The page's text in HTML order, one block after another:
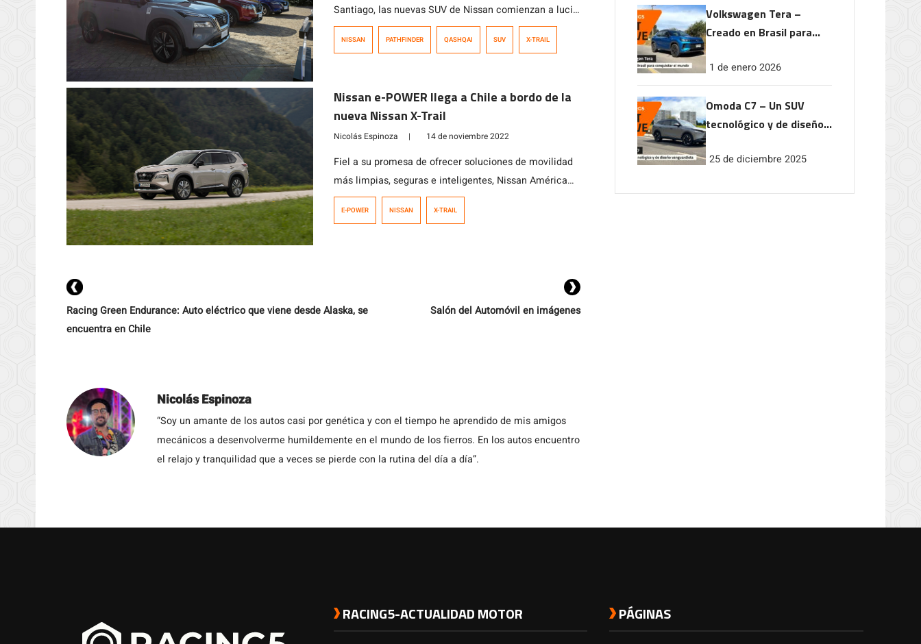
Santiago, las nuevas SUV de Nissan comienzan a lucir
sus bondades, conquistando a los conductores en los
distintos escenarios y terrenos en los que son puestas
disponibles en toda la red de […]
NISSAN PATHFINDER QASHQAI SUV X-TRAIL
Nissan e-POWER llega a Chile a bordo de la
nueva Nissan X-Trail
Nicolás Espinoza | 14 de noviembre 2022
Fiel a su promesa de ofrecer soluciones de movilidad
más limpias, seguras e inteligentes, Nissan América
del Sur confirma la llegada del primer vehículo
E-POWER NISSAN X-TRAIL
Racing Green Endurance: Auto eléctrico que viene desde Alaska, se
encuentra en Chile
Salón del Automóvil en imágenes
Nicolás Espinoza
“Soy un amante de los autos casi por genética y con el tiempo he aprendido de mis amigos
mecánicos a desenvolverme humildemente en el mundo de los fierros. En los autos encuentro
el relajo y tranquilidad que a veces se pierde con la rutina del día a día”.
Volkswagen Tera –
Creado en Brasil para
1 de enero 2026
Omoda C7 – Un SUV
tecnológico y de diseño
25 de diciembre 2025
RACING5-ACTUALIDAD MOTOR PÁGINAS